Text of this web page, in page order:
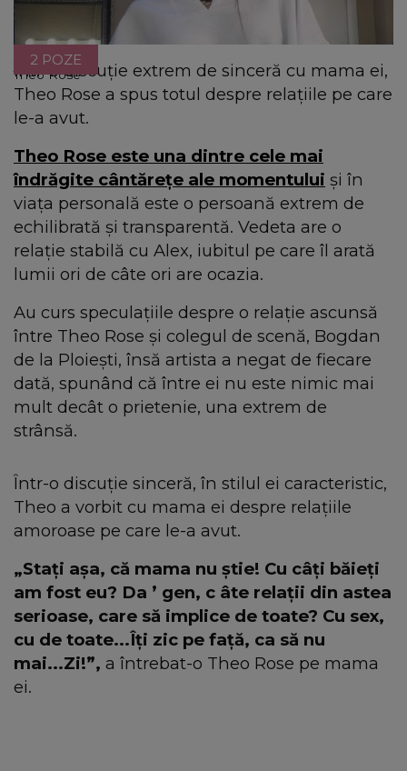
Theo Rose
2 POZE
Într-o discuție extrem de sinceră cu mama ei,
Theo Rose a spus totul despre relațiile pe care
le-a avut.
Theo Rose este una dintre cele mai
îndrăgite cântărețe ale momentului și în
viața personală este o persoană extrem de
echilibrată și transparentă. Vedeta are o
relație stabilă cu Alex, iubitul pe care îl arată
lumii ori de câte ori are ocazia.
Au curs speculațiile despre o relație ascunsă
între Theo Rose și colegul de scenă, Bogdan
de la Ploiești, însă artista a negat de fiecare
dată, spunând că între ei nu este nimic mai
mult decât o prietenie, una extrem de
strânsă.
Într-o discuție sinceră, în stilul ei caracteristic,
Theo a vorbit cu mama ei despre relațiile
amoroase pe care le-a avut.
„Stați așa, că mama nu știe! Cu câți băieți
am fost eu? Da ’ gen, c âte relații din astea
serioase, care să implice de toate? Cu sex,
cu de toate...Îți zic pe față, ca să nu
mai...Zi!”, a întrebat-o Theo Rose pe mama
ei.